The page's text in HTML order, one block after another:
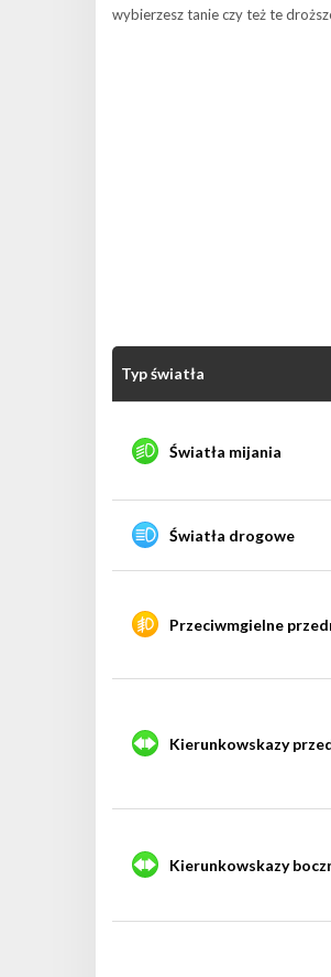
wybierzesz tanie czy też te
Typ światła
Światła mijania
Światła drogowe
Przeciwmgielne
Kierunkowskazy
Kierunkowskazy